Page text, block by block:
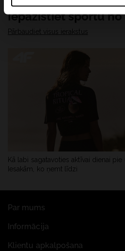
( piem. socialos tīklus).
mūsu Privātuma politikā un
Iepazīstiet sportu no
Pārbaudiet visus ierakstus
Kā labi sagatavoties aktīvai dienai pie
Iesakām, ko ņemt līdzi
Par mums
Informācija
Klientu apkalpošana